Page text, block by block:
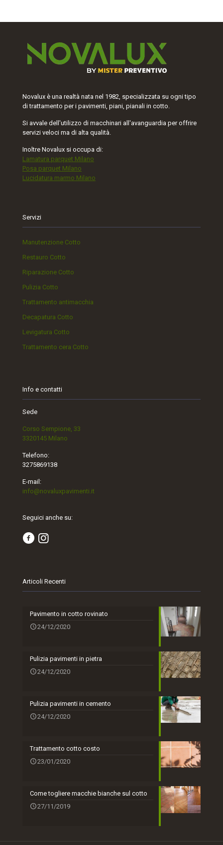
Novalux è una realtà nata nel 1982, specializzata su ogni tipo
di trattamento per i pavimenti, piani, pianali in cotto.
Si avvale dell'utilizzo di macchinari all'avanguardia per offrire
servizi veloci ma di alta qualità.
Inoltre Novalux si occupa di:
Lamatura parquet Milano
Posa parquet Milano
Lucidatura marmo Milano
Servizi
Manutenzione Cotto
Restauro Cotto
Riparazione Cotto
Pulizia Cotto
Trattamento antimacchia
Decapatura Cotto
Levigatura Cotto
Trattamento cera Cotto
Info e contatti
Sede
Corso Sempione, 33
3320145 Milano
Telefono:
3275869138
E-mail:
info@novaluxpavimenti.it
Seguici anche su:
Articoli Recenti
Pavimento in cotto rovinato
24/12/2020
Pulizia pavimenti in pietra
24/12/2020
Pulizia pavimenti in cemento
24/12/2020
Trattamento cotto costo
23/01/2020
Come togliere macchie bianche sul cotto
27/11/2019